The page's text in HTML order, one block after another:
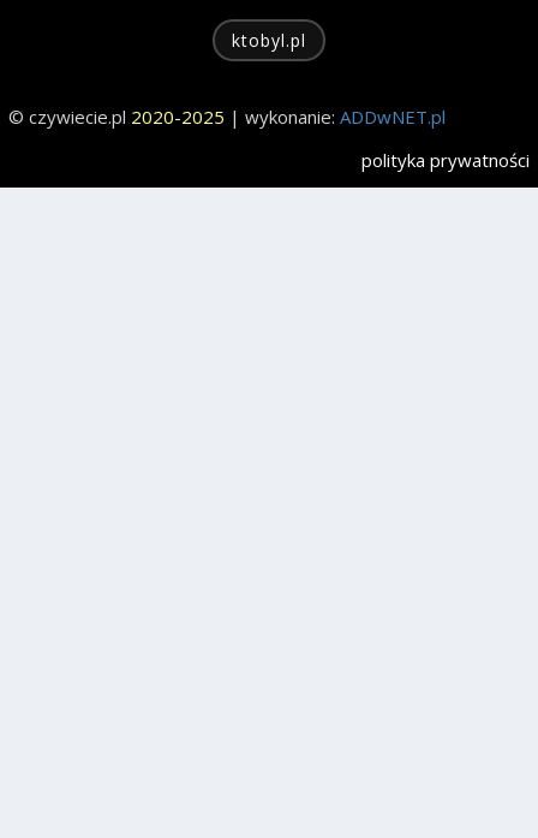
ktobyl.pl
© czywiecie.pl 2020-2025 | wykonanie: ADDwNET.pl
polityka prywatności